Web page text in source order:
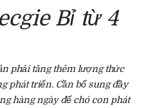
Bỉ từ 4
phải tăng thêm lượng thức
phát triển. Cần bổ sung đầy
hàng ngày để chó con phát